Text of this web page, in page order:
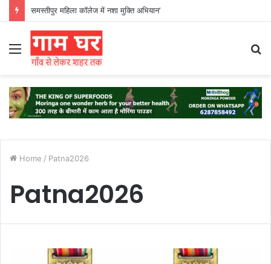
समस्तीपुर महिला कॉलेज में नशा मुक्ति अभियान’
Menu
Home / Patna2026
Patna2026